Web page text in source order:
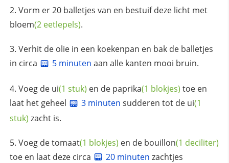
Vorm er 20 balletjes van en bestuif deze licht met
bloem(2 eetlepels).
Verhit de olie in een koekenpan en bak de balletjes
in circa
5 minuten aan alle kanten mooi bruin.
Voeg de ui(1 stuk) en de paprika(1 blokjes) toe en
laat het geheel
3 minuten sudderen tot de ui(1
stuk) zacht is.
Voeg detomaat(1 blokjes) en de bouillon(1 deciliter)
toe en laat deze circa
20 minuten zachtjes